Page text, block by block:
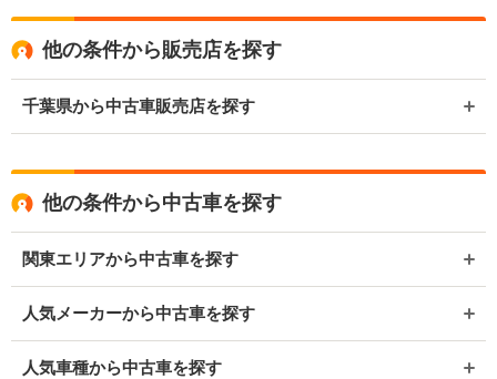
他の条件から販売店を探す
千葉県から中古車販売店を探す
他の条件から中古車を探す
関東エリアから中古車を探す
人気メーカーから中古車を探す
人気車種から中古車を探す